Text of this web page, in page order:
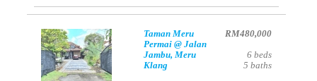
Taman Meru
Permai @ Jalan
Jambu, Meru
Klang
RM480,000
6 beds
5 baths